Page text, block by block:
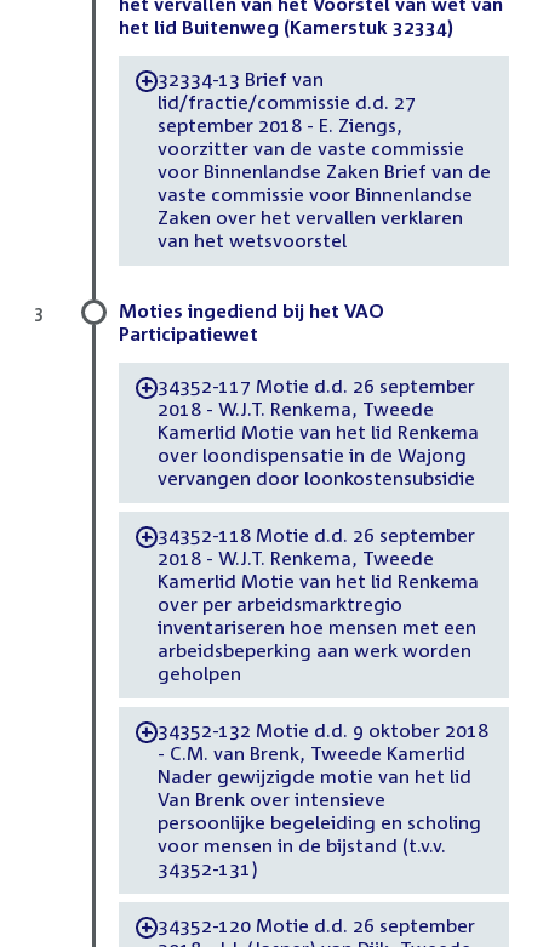
het lid Buitenweg (Kamerstuk 32334)
-32334-13 Brief van
lid/fractie/commissie d.d. 27
september 2018 - E. Ziengs,
voorzitter van de vaste commissie
voor Binnenlandse Zaken Brief van de
vaste commissie voor Binnenlandse
Zaken over het vervallen verklaren
van het wetsvoorstel
Moties ingediend bij het VAO
Participatiewet
-34352-117 Motie d.d. 26 september
2018 - W.J.T. Renkema, Tweede
Kamerlid Motie van het lid Renkema
over loondispensatie in de Wajong
vervangen door loonkostensubsidie
-34352-118 Motie d.d. 26 september
2018 - W.J.T. Renkema, Tweede
Kamerlid Motie van het lid Renkema
over per arbeidsmarktregio
inventariseren hoe mensen met een
arbeidsbeperking aan werk worden
geholpen
-34352-132 Motie d.d. 9 oktober 2018
- C.M. van Brenk, Tweede Kamerlid
Nader gewijzigde motie van het lid
Van Brenk over intensieve
persoonlijke begeleiding en scholing
voor mensen in de bijstand (t.v.v.
34352-131)
-34352-120 Motie d.d. 26 september
3